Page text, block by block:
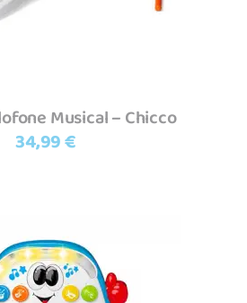
Musical – Chicco
34,99€